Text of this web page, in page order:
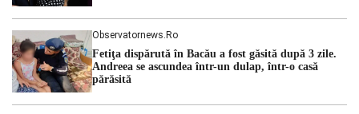
Observatornews.ro
Fetiţa dispărută în Bacău a fost găsită după 3 zile.
Andreea se ascundea într-un dulap, într-o casă
părăsită